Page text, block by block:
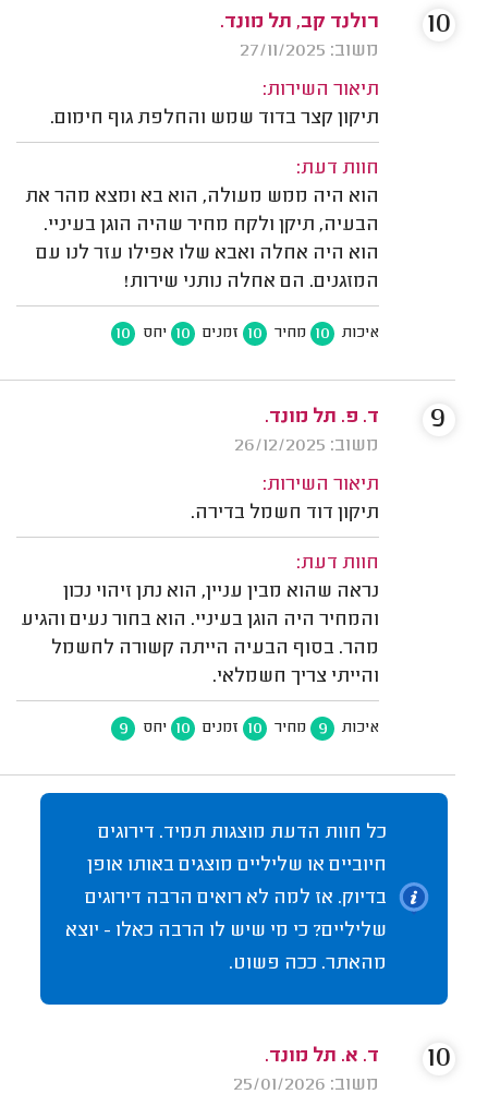
רולנד קב, תל מונד.
משוב: 27/11/2025
תיאור השירות:
תיקון קצר בדוד שמש והחלפת גוף חימום.
חוות דעת:
הוא היה ממש מעולה, הוא בא ומצא מהר את
הבעיה, תיקן ולקח מחיר שהיה הוגן בעיניי.
הוא היה אחלה ואבא שלו אפילו עזר לנו עם
המזגנים. הם אחלה נותני שירות!
איכות 10 מחיר 10 זמנים 10 יחס 10
10
ד. פ. תל מונד.
משוב: 26/12/2025
תיאור השירות:
תיקון דוד חשמל בדירה.
חוות דעת:
נראה שהוא מבין עניין, הוא נתן זיהוי נכון
והמחיר היה הוגן בעיניי. הוא בחור נעים והגיע
מהר. בסוף הבעיה הייתה קשורה לחשמל
והייתי צריך חשמלאי.
איכות 9 מחיר 10 זמנים 10 יחס 9
9
כל חוות הדעת מוצגות תמיד. דירוגים
חיוביים או שליליים מוצגים באותו אופן
בדיוק. אז למה לא רואים הרבה דירוגים
שליליים? כי מי שיש לו הרבה כאלו - יוצא
מהאתר. ככה פשוט.
ד. א. תל מונד.
משוב: 25/01/2026
10